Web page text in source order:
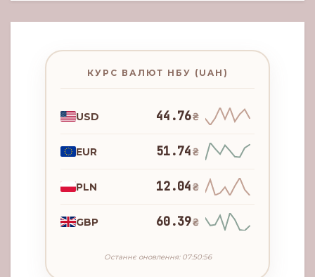
КУРС ВАЛЮТ НБУ (UAH)
USD 44.76₴
EUR 51.74₴
PLN 12.04₴
GBP 60.39₴
Останнє оновлення: 07:50:56